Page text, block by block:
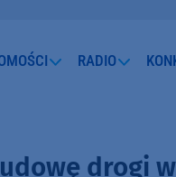
RADIO
drogi